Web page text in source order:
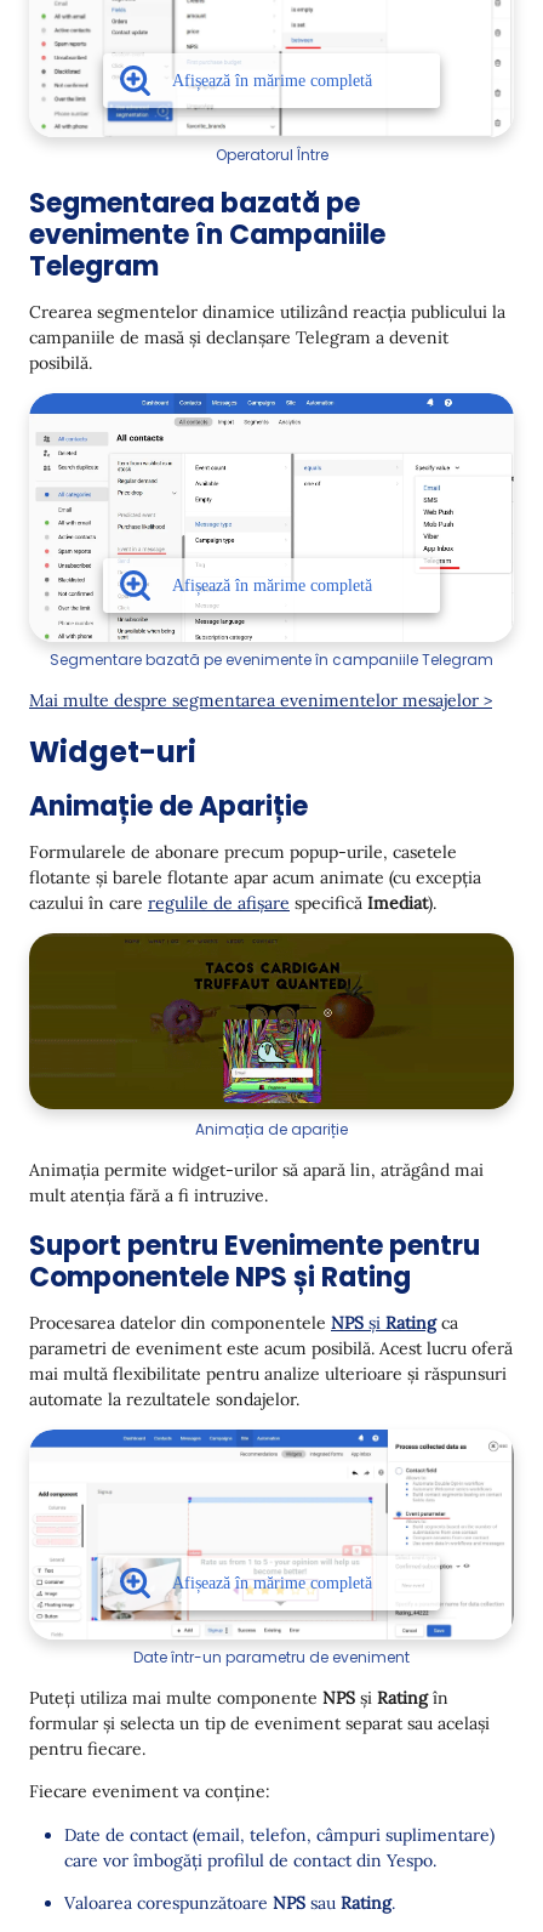
Operatorul Între
Segmentarea bazată pe
evenimente în Campaniile
Telegram
Crearea segmentelor dinamice utilizând reacția publicului la
campaniile de masă și declanșare Telegram a devenit
posibilă.
Segmentare bazată pe evenimente în campaniile Telegram
Mai multe despre segmentarea evenimentelor mesajelor >
Widget-uri
Animație de Apariție
Formularele de abonare precum popup-urile, casetele
flotante și barele flotante apar acum animate (cu excepția
cazului în care regulile de afișare specifică Imediat).
Animația de apariție
Animația permite widget-urilor să apară lin, atrăgând mai
mult atenția fără a fi intruzive.
Suport pentru Evenimente pentru
Componentele NPS și Rating
Procesarea datelor din componentele NPS și Ratingca
parametri de eveniment este acum posibilă. Acest lucru oferă
mai multă flexibilitate pentru analize ulterioare și răspunsuri
automate la rezultatele sondajelor.
Date într-un parametru de eveniment
Puteți utiliza mai multe componente NPS și Ratingîn
formular și selecta un tip de eveniment separat sau același
pentru fiecare.
Fiecare eveniment va conține:
Date de contact (email, telefon, câmpuri suplimentare)
care vor îmbogăți profilul de contact din Yespo.
Valoarea corespunzătoare NPS sau Rating.